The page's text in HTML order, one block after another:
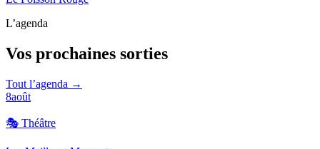
L’agenda
Vos prochaines sorties
Tout l’agenda →
8août
🎭 Théâtre